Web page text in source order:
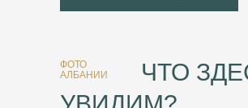
ЧТО
ФОТО
АЛБАНИИ